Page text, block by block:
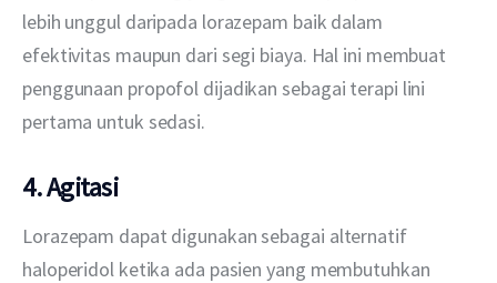
lebih unggul daripada lorazepam baik dalam
efektivitas maupun dari segi biaya. Hal ini membuat
penggunaan propofol dijadikan sebagai terapi lini
pertama untuk sedasi.
4. Agitasi
Lorazepam dapat digunakan sebagai alternatif
haloperidol ketika ada pasien yang membutuhkan